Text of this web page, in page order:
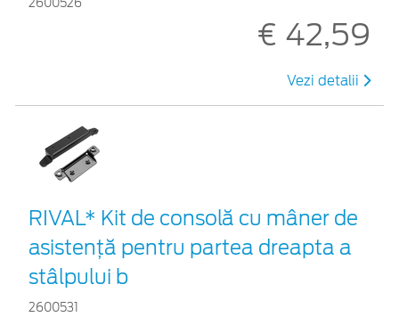
2600526
€ 42,59
Vezi detalii
RIVAL* Kit de consolă cu mâner de
asistență pentru partea dreapta a
stâlpului b
2600531